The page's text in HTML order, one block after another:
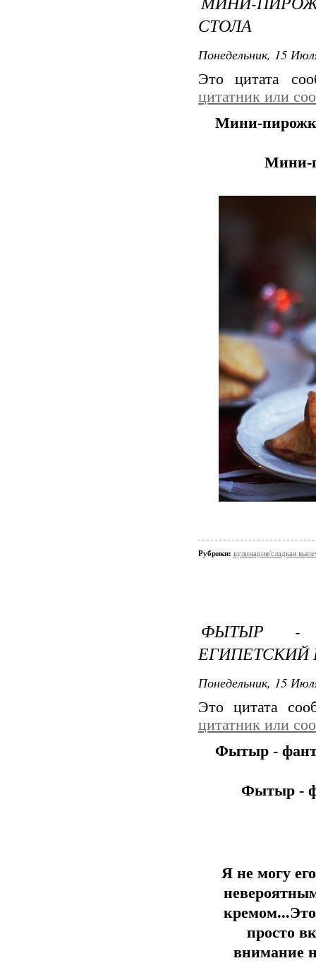
СТОЛА
Понедельник, 15
Это цитата
цитатник или
Мини-
Мини-
Рубрики: кулинария/сладкая
ФЫТЫР -
ЕГИПЕТСКИЙ
Понедельник, 15
Это цитата
цитатник или
Фытыр -
Фытыр -
Я не могу
просто
внимание